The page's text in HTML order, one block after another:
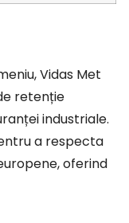
retenție
industriale.
a respecta
oferind